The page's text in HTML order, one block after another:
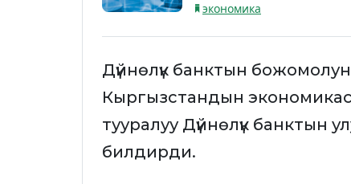
экономика
Дүйнөлүк банктын
Кыргызстандын
тууралуу Дүйнөлүк банктын
билдирди.